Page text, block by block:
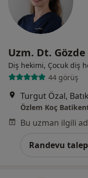
Uzm. Dt. Gözde
Diş hekimi, Çocuk diş
44 görüş
Özlem Koç
Randevu